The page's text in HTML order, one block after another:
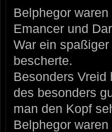
Belphegor
Emancer und
War ein
bescherte.
Besonders Vreid
des besonders
man den Kopf
Belphegor